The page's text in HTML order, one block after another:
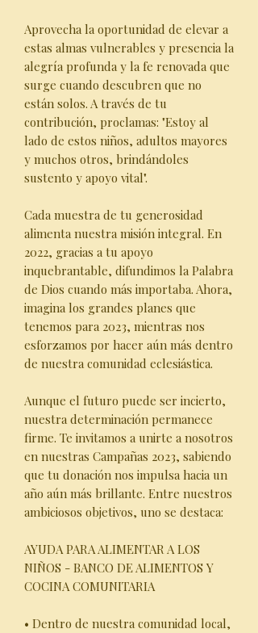
Aprovecha la oportunidad de elevar a
estas almas vulnerables y presencia la
alegría profunda y la fe renovada que
surge cuando descubren que no
están solos. A través de tu
contribución, proclamas: "Estoy al
lado de estos niños, adultos mayores
y muchos otros, brindándoles
sustento y apoyo vital".
Cada muestra de tu generosidad
alimenta nuestra misión integral. En
2022, gracias a tu apoyo
inquebrantable, difundimos la Palabra
de Dios cuando más importaba. Ahora,
imagina los grandes planes que
tenemos para 2023, mientras nos
esforzamos por hacer aún más dentro
de nuestra comunidad eclesiástica.
Aunque el futuro puede ser incierto,
nuestra determinación permanece
firme. Te invitamos a unirte a nosotros
en nuestras Campañas 2023, sabiendo
que tu donación nos impulsa hacia un
año aún más brillante. Entre nuestros
ambiciosos objetivos, uno se destaca:
AYUDA PARA ALIMENTAR A LOS
NIÑOS - BANCO DE ALIMENTOS Y
COCINA COMUNITARIA
• Dentro de nuestra comunidad local,